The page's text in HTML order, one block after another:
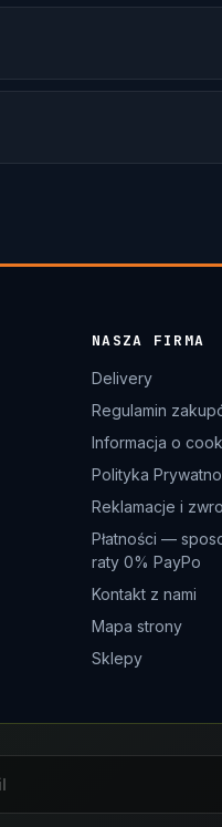
NASZA FIRMA
Delivery
Regulamin
Informacja o
Polityka
Reklamacje i
Płatności —
raty 0% PayPo
Kontakt z nami
Mapa strony
Sklepy